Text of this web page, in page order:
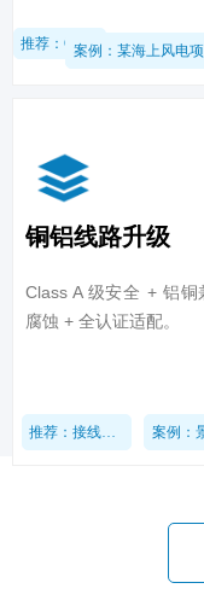
推荐：CuboO系列
案例：某海上风电项
铜铝线路升级
Class A 级安全 + 铝铜
腐蚀 + 全认证适配。
推荐：接线端子 案例：